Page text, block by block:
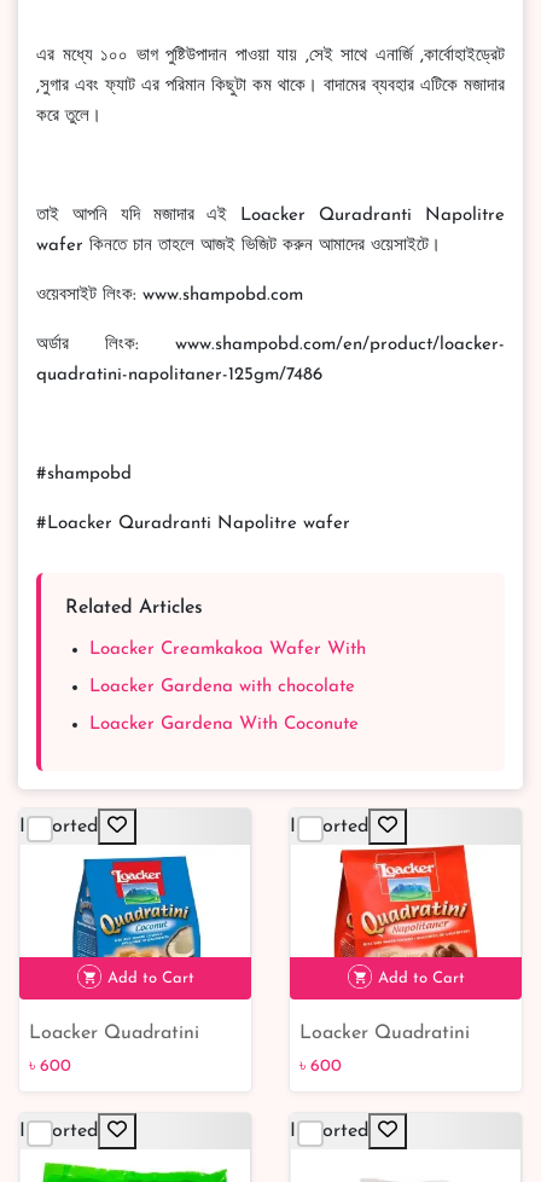
এর মধ্যে ১০০ ভাগ পুষ্টিউপাদান পাওয়া যায় ,সেই সাথে এনার্জি ,কার্বোহাইড্রেট
,সুগার এবং ফ্যাট এর পরিমান কিছুটা কম থাকে। বাদামের ব্যবহার এটিকে মজাদার
করে তুলে।
তাই আপনি যদি মজাদার এই Loacker Quradranti Napolitre
wafer কিনতে চান তাহলে আজই ভিজিট করুন আমাদের ওয়েসাইটে।
ওয়েবসাইট লিংক: www.shampobd.com
অর্ডার লিংক: www.shampobd.com/en/product/loacker-
quadratini-napolitaner-125gm/7486
#shampobd
#Loacker Quradranti Napolitre wafer
Related Articles
Loacker Creamkakoa Wafer With
Loacker Gardena with chocolate
Loacker Gardena With Coconute
Imported
Add to Cart
Loacker Quadratini
Coconut 125g
৳ 600
Imported
Add to Cart
Loacker Quadratini
Napolitaner 125g
৳ 600
Imported Imported